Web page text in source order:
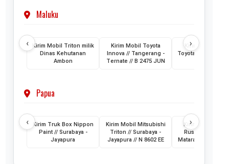
Maluku
‹
Kirim Mobil Triton milik
Dinas Kehutanan
Ambon
Kirim Mobil Toyota
Innova // Tangerang -
Ternate // B 2475 JUN
Kirim 2 Unit
Toyota HiAce //
›
Papua
‹
Kirim Truk Box Nippon
Paint // Surabaya -
Jayapura
Kirim Mobil Mitsubishi
Triton // Surabaya -
Jayapura // N 8602 EE
Kirim Mobil
Rush //
Mataram // PA
›